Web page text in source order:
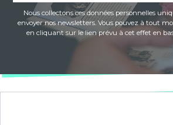
Nous collectons ces données personnelles
envoyer nos newsletters. Vous pouvez à tout
en cliquant sur le lien prévu à cet effet en